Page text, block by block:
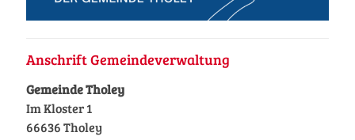
Anschrift Gemeindeverwaltung
Gemeinde Tholey
Im Kloster 1
66636 Tholey